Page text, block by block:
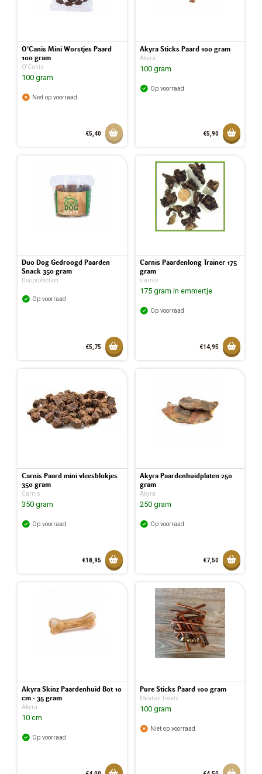
O'Canis Mini Worstjes Paard
100 gram
O'Canis
100 gram
Niet op voorraad
€5,40 Aan winkelmandje toevoegen
Akyra Sticks Paard 100 gram
Akyra
100 gram
Op voorraad
€5,90
Duo Dog Gedroogd Paarden
Snack 350 gram
Duoprotection
Op voorraad
€5,75 Toevoegen aan mandje
Carnis Paardenlong Trainer 175
gram
Carnis
175 gram in emmertje
Op voorraad
€14,95
Carnis Paard mini vleesblokjes
350 gram
Carnis
350 gram
Op voorraad
€18,95 Toevoegen aan mandje
Toegevoegd aan mandje
Akyra Paardenhuidplaten 250
gram
Akyra
250 gram
Op voorraad
€7,50
Akyra Skinz Paardenhuid Bot 10
cm - 35 gram
Akyra
10 cm
Op voorraad
Toevoegen aan mandje
Pure Sticks Paard 100 gram
Meat en Treats
100 gram
Niet op voorraad
Aan